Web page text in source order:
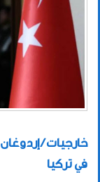
خارجيات /
في تركيا